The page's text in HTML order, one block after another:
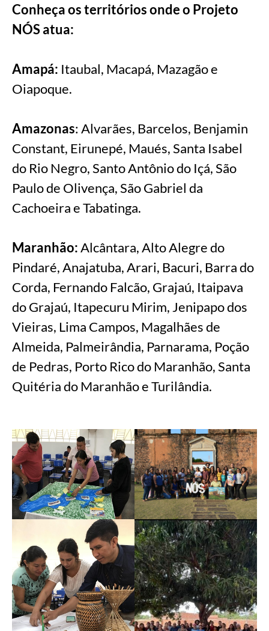
Conheça os territórios onde o Projeto
NÓS atua:
Amapá: Itaubal, Macapá, Mazagão e
Oiapoque.
Amazonas: Alvarães, Barcelos, Benjamin
Constant, Eirunepé, Maués, Santa Isabel
do Rio Negro, Santo Antônio do Içá, São
Paulo de Olivença, São Gabriel da
Cachoeira e Tabatinga.
Maranhão:Alcântara, Alto Alegre do
Pindaré, Anajatuba, Arari, Bacuri, Barra do
Corda, Fernando Falcão, Grajaú, Itaipava
do Grajaú, Itapecuru Mirim, Jenipapo dos
Vieiras, Lima Campos, Magalhães de
Almeida, Palmeirândia, Parnarama, Poção
de Pedras, Porto Rico do Maranhão, Santa
Quitéria do Maranhão e Turilândia.